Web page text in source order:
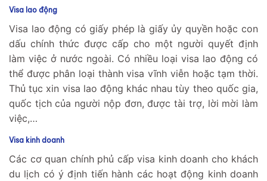
Visa lao động
Visa lao động có giấy phép là giấy ủy quyền hoặc con
dấu chính thức được cấp cho một người quyết định
làm việc ở nước ngoài. Có nhiều loại visa lao động có
thể được phân loại thành visa vĩnh viễn hoặc tạm thời.
Thủ tục xin visa lao động khác nhau tùy theo quốc gia,
quốc tịch của người nộp đơn, được tài trợ, lời mời làm
việc,…
Visa kinh doanh
Các cơ quan chính phủ cấp visa kinh doanh cho khách
du lịch có ý định tiến hành các hoạt động kinh doanh